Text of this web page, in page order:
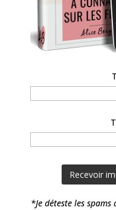
*Je déteste les